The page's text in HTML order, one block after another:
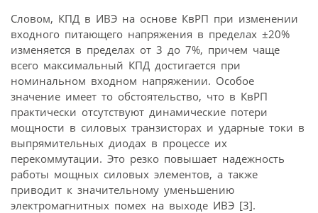
Словом, КПД в ИВЭ на основе КвРП при изменении
входного питающего напряжения в пределах ±20%
изменяется в пределах от 3 до 7%, причем чаще
всего максимальный КПД достигается при
номинальном входном напряжении. Особое
значение имеет то обстоятельство, что в КвРП
практически отсутствуют динамические потери
мощности в силовых транзисторах и ударные токи в
выпрямительных диодах в процессе их
перекоммутации. Это резко повышает надежность
работы мощных силовых элементов, а также
приводит к значительному уменьшению
электромагнитных помех на выходе ИВЭ [3].